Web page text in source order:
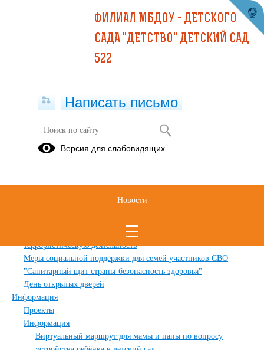
Карта сайта
по противодействию вовлечения несовершеннолетних в
террористическую деятельность
Меры социальной поддержки для семей участников СВО
"Санитарный щит страны-безопасность здоровья"
День открытых дверей
Информация
Проекты
Информация
Виртуальный маршрут для мамы и папы по вопросу
ФИЛИАЛ МБДОУ - ДЕТСКОГО
САДА "ДЕТСТВО" ДЕТСКИЙ САД
522
Написать письмо
Версия для слабовидящих
Новости